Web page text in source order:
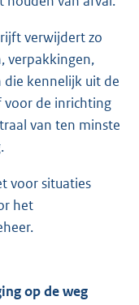
verwijdert zo
verpakkingen,
kennelijk uit de
de inrichting
van ten minste
voor situaties
het
op de weg